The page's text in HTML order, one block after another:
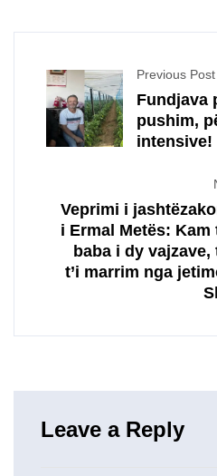
Previous Post
Fundjava
pushim,
intensive!
Veprimi i
i Ermal Metës: Kam
baba i dy vajzave,
t’i marrim nga
Leave a Reply